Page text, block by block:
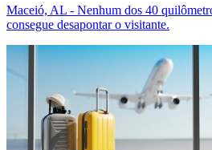
Maceió, AL - Nenhum dos 40
consegue desapontar o visitante.